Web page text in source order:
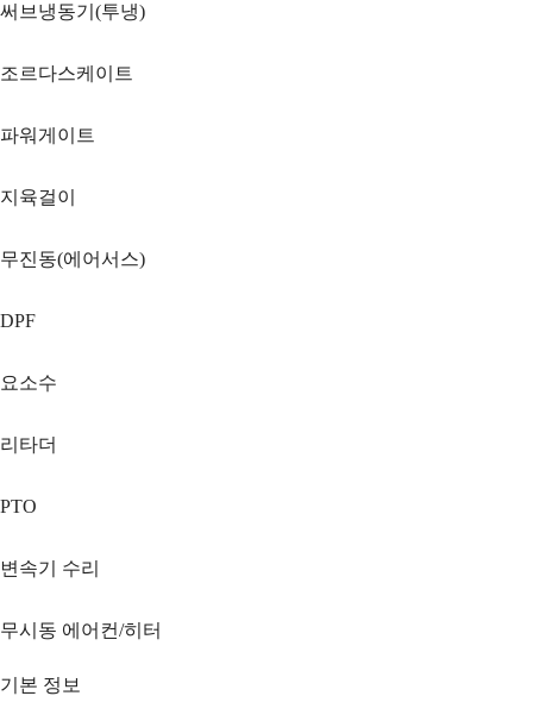
써브냉동기(투냉)
조르다스케이트
파워게이트
지육걸이
무진동(에어서스)
DPF
요소수
리타더
PTO
변속기 수리
무시동 에어컨/히터
기본 정보